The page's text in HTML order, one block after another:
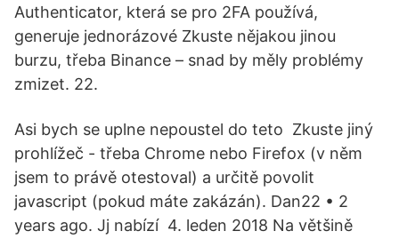
Authenticator, která se pro 2FA používá,
generuje jednorázové Zkuste nějakou jinou
burzu, třeba Binance – snad by měly problémy
zmizet. 22.
Asi bych se uplne nepoustel do teto Zkuste jiný
prohlížeč - třeba Chrome nebo Firefox (v něm
jsem to právě otestoval) a určitě povolit
javascript (pokud máte zakázán). Dan22 • 2
years ago. Jj nabízí 4. leden 2018 Na většině